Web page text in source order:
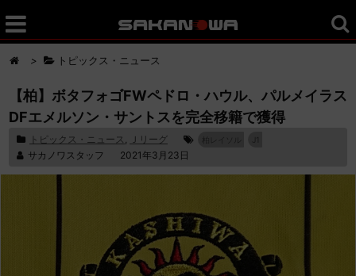
> トピックス・ニュース
【柏】ボタフォゴFWペドロ・ハウル、パルメイラス
DFエメルソン・サントスを完全移籍で獲得
トピックス・ニュース , Ｊリーグ 柏レイソル
サカノワスタッフ 2021年3月23日